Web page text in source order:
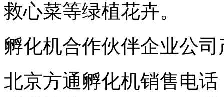
救心菜等绿植花卉。
孵化机合作伙伴企业公
北京方通孵化机销售电话